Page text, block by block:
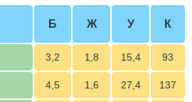
Б Ж У К
3,2 1,8 15,4 93
4,5 1,6 27,4 137